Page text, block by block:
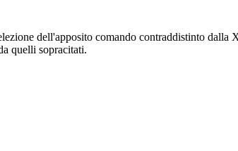
dell'apposito comando contraddistinto
quelli sopracitati.